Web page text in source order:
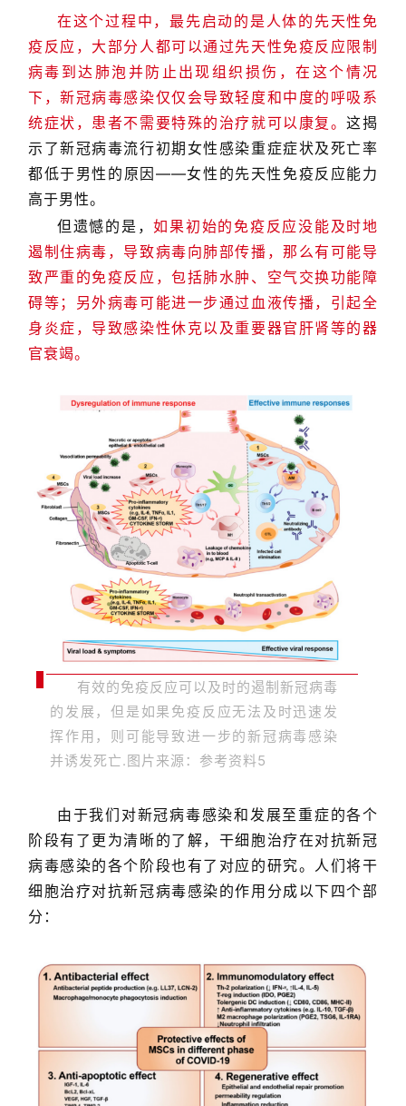
在这个过程中，最先启动的是人体的先天性免
疫反应，大部分人都可以通过先天性免疫反应限制
病毒到达肺泡并防止出现组织损伤，在这个情况
下，新冠病毒感染仅仅会导致轻度和中度的呼吸系
统症状，患者不需要特殊的治疗就可以康复。这揭
示了新冠病毒流行初期女性感染重症症状及死亡率
都低于男性的原因——女性的先天性免疫反应能力
高于男性。
但遗憾的是，如果初始的免疫反应没能及时地
遏制住病毒，导致病毒向肺部传播，那么有可能导
致严重的免疫反应，包括肺水肿、空气交换功能障
碍等；另外病毒可能进一步通过血液传播，引起全
身炎症，导致感染性休克以及重要器官肝肾等的器
官衰竭。
有效的免疫反应可以及时的遏制新冠病毒
的发展，但是如果免疫反应无法及时迅速发
挥作用，则可能导致进一步的新冠病毒感染
并诱发死亡.图片来源：参考资料5
由于我们对新冠病毒感染和发展至重症的各个
阶段有了更为清晰的了解，干细胞治疗在对抗新冠
病毒感染的各个阶段也有了对应的研究。人们将干
细胞治疗对抗新冠病毒感染的作用分成以下四个部
分：